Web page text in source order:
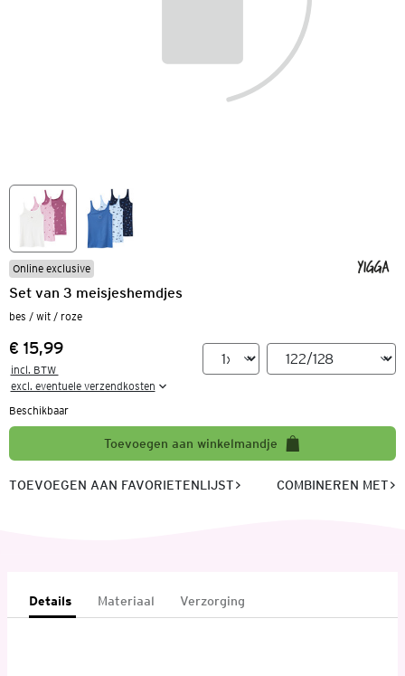
Online exclusive
Set van 3 meisjeshemdjes
bes / wit / roze
Prijs:
€ 15,99
incl. BTW
excl. eventuele verzendkosten
Beschikbaar
Toevoegen aan winkelmandje
TOEVOEGEN AAN FAVORIETENLIJST COMBINEREN MET
Details Materiaal Verzorging